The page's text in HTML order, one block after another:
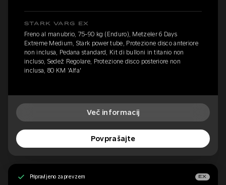
STARK VARG EX
Freno al manubrio, 75-90 kg (Enduro), Metzeler 6 Days
Extreme Medium, Stark power tube, Protezione disco anteriore
non inclusa, Pedana standard, Kit di bulloni in titanio non
incluso, Sedež Regolare, Protezione disco posteriore non
inclusa, 80 KM 'Alfa'
Več informacij
Povprašajte
Pripravljeno za prevzem EX